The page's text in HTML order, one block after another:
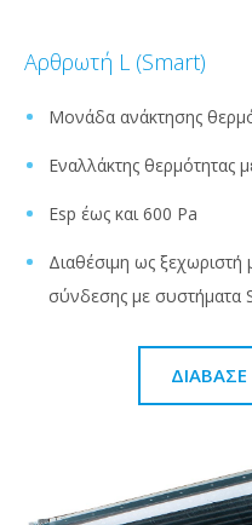
Αρθρωτή L (Smart)
Μονάδα ανάκτησης
Εναλλάκτης θερμότητας
Esp έως και 600 Pa
Διαθέσιμη ως
σύνδεσης με συστήματα